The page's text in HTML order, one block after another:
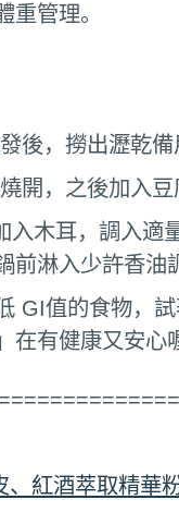
重管理。
後，撈出瀝乾備
開，之後加入豆
入木耳，調入適
前淋入少許香油
GI值的食物，
在有健康又安心
紅酒萃取精華